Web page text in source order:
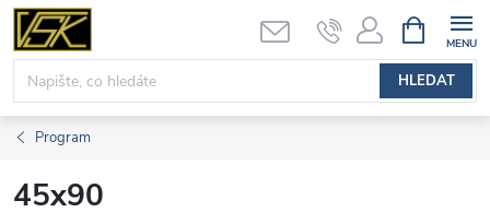
Přejít
obsah
HLEDAT
NÁKUPNÍ
KOŠÍK
Program
45x90